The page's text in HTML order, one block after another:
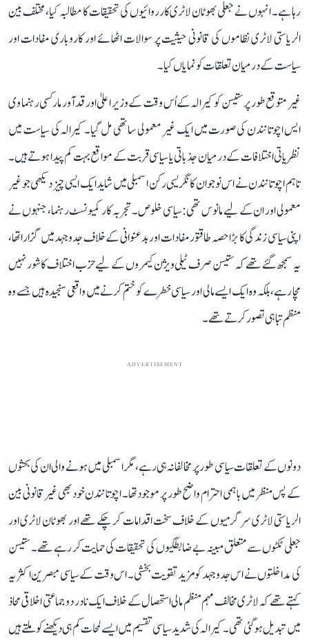
رہا ہے۔ انہوں نے جعلی بھوٹان لاٹری کارروائیوں کی تحقیقات کا مطالبہ کیا، مختلف بین
الریاستی لاٹری نظاموں کی قانونی حیثیت پر سوالات اٹھائے اور کاروباری مفادات اور
سیاست کے درمیان تعلقات کو نمایاں کیا۔
غیر متوقع طور پر ستیسن کو کیرالہ کے اُس وقت کے وزیر اعلیٰ اور قد آور مارکسی رہنما وی
ایس اچوتانندن کی صورت میں ایک غیر معمولی ساتھی مل گیا۔ کیرالہ کی سیاست میں
نظریاتی اختلافات کے درمیان جذباتی یا سیاسی قربت کے مواقع بہت کم پیدا ہوتے ہیں۔
تاہم اچوتانندن نے اس نوجوان کانگریسی رکن اسمبلی میں شاید ایک ایسی چیز دیکھی جو غیر
معمولی اور ان کے لیے مانوس تھی: سیاسی خلوص۔ تجربہ کار کمیونسٹ رہنما، جنہوں نے
اپنی سیاسی زندگی کا بڑا حصہ طاقتور مفادات اور بدعنوانی کے خلاف جدوجہد میں گزارا تھا،
یہ سمجھ گئے تھے کہ ستیسن صرف ٹیلی ویژن کیمروں کے لیے حزب اختلاف کا شور نہیں
مچا رہے، بلکہ وہ ایک ایسے مالی اور سیاسی خطرے کو ختم کرنے میں واقعی سنجیدہ ہیں جسے وہ
منظم تباہی تصور کرتے تھے۔
ADVERTISEMENT
دونوں کے تعلقات سیاسی طور پر مخالفانہ ہی رہے، مگر اسمبلی میں ہونے والی ان کی بحثوں
کے پس منظر میں باہمی احترام واضح طور پر موجود تھا۔ اچوتانندن خود بھی غیر قانونی بین
الریاستی لاٹری سرگرمیوں کے خلاف سخت اقدامات کر چکے تھے اور بھوٹان لاٹری اور
جعلی ٹکٹوں سے متعلق مبینہ بے ضابطگیوں کی تحقیقات کی حمایت کر رہے تھے۔ ستیسن
کی مداخلتوں نے اس جدوجہد کو مزید تقویت بخشی۔ اس وقت کے سیاسی مبصرین اکثر یہ
کہتے تھے کہ لاٹری مخالف مہم منظم مالی استحصال کے خلاف ایک نادر دو جماعتی اخلاقی محاذ
میں تبدیل ہو گئی تھی۔ کیرالہ کی شدید سیاسی تقسیم میں ایسے لمحات کم ہی دیکھنے کو ملتے ہیں